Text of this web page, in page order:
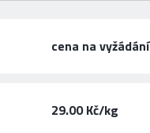
cena na vyžádání
29.00 Kč/kg